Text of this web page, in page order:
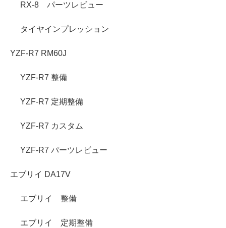
RX-8 パーツレビュー
タイヤインプレッション
YZF-R7 RM60J
YZF-R7 整備
YZF-R7 定期整備
YZF-R7 カスタム
YZF-R7 パーツレビュー
エブリイ DA17V
エブリイ 整備
エブリイ 定期整備